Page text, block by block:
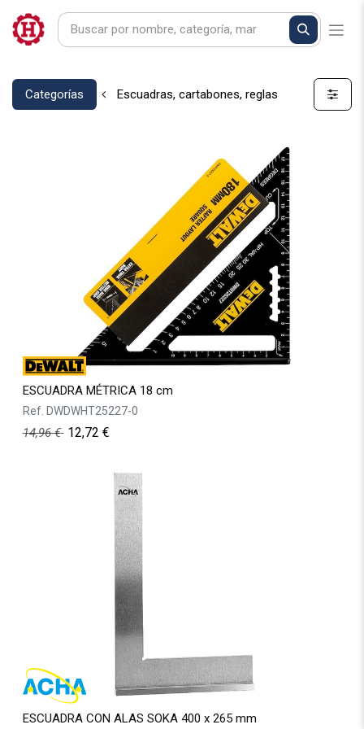
Categorías Escuadras, cartabones, reglas
ESCUADRA MÉTRICA 18 cm
Ref. DWDWHT25227-0
14,96€ 12,72 €
ESCUADRA CON ALAS SOKA 400 x 265 mm